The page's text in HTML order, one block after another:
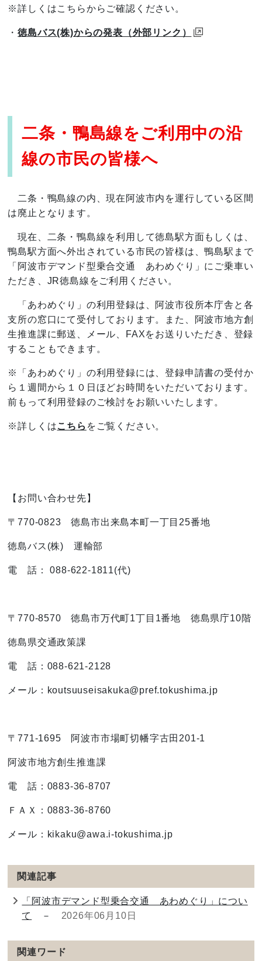
※詳しくはこちらからご確認ください。
・徳島バス(株)からの発表（外部リンク）
二条・鴨島線をご利用中の沿
線の市民の皆様へ
二条・鴨島線の内、現在阿波市内を運行している区間
は廃止となります。
現在、二条・鴨島線を利用して徳島駅方面もしくは、
鴨島駅方面へ外出されている市民の皆様は、鴨島駅まで
「阿波市デマンド型乗合交通 あわめぐり」にご乗車い
ただき、JR徳島線をご利用ください。
「あわめぐり」の利用登録は、阿波市役所本庁舎と各
支所の窓口にて受付しております。また、阿波市地方創
生推進課に郵送、メール、FAXをお送りいただき、登録
することもできます。
※「あわめぐり」の利用登録には、登録申請書の受付か
ら１週間から１０日ほどお時間をいただいております。
前もって利用登録のご検討をお願いいたします。
※詳しくはこちら をご覧ください。
【お問い合わせ先】
〒770-0823 徳島市出来島本町一丁目25番地
徳島バス(株) 運輸部
電 話： 088-622-1811(代)
〒770-8570 徳島市万代町1丁目1番地 徳島県庁10階
徳島県交通政策課
電 話：088-621-2128
メール：koutsuuseisakuka@pref.tokushima.jp
〒771-1695 阿波市市場町切幡字古田201-1
阿波市地方創生推進課
電 話：0883-36-8707
ＦＡＸ：0883-36-8760
メール：kikaku@awa.i-tokushima.jp
関連記事
「阿波市デマンド型乗合交通 あわめぐり」につい
て
－ 2026年06月10日
関連ワード